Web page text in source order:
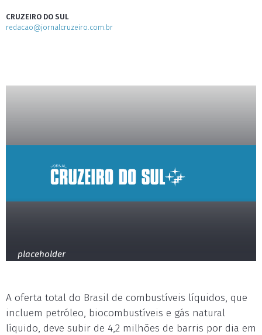
CRUZEIRO DO SUL
redacao@jornalcruzeiro.com.br
placeholder
A oferta total do Brasil de combustíveis líquidos, que
incluem petróleo, biocombustíveis e gás natural
líquido, deve subir de 4,2 milhões de barris por dia em